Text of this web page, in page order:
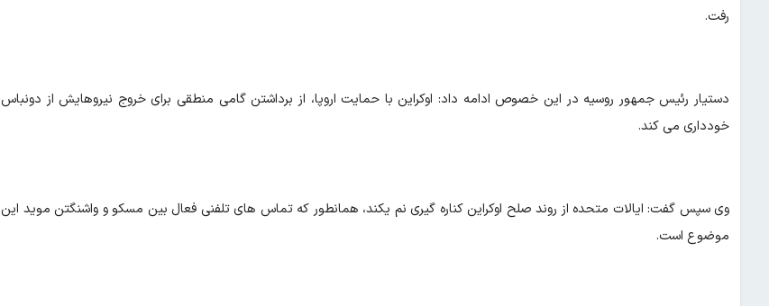
رفت.
دستیار رئیس‌ جمهور روسیه در این خصوص ادامه داد: اوکراین با حمایت اروپا، از برداشتن گامی منطقی برای خروج نیروهایش از دونباس
خودداری می‌ کند.
وی سپس گفت: ایالات متحده از روند صلح اوکراین کناره ‎گیری نم ی‎کند، همانطور که تماس‌ های تلفنی فعال بین مسکو و واشنگتن موید این
موضوع است.